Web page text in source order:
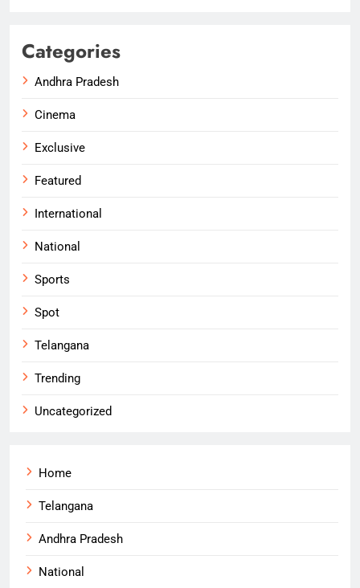
Categories
Andhra Pradesh
Cinema
Exclusive
Featured
International
National
Sports
Spot
Telangana
Trending
Uncategorized
Home
Telangana
Andhra Pradesh
National